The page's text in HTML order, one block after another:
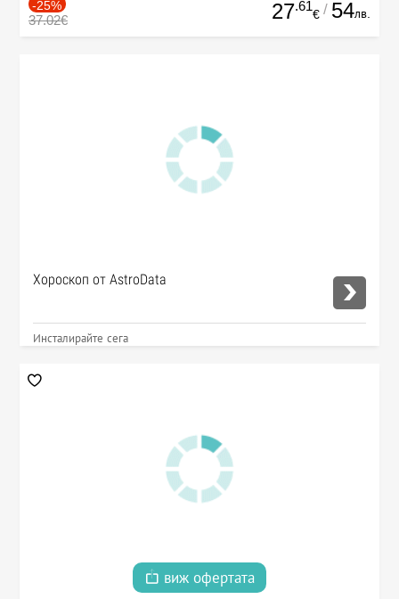
-25%
37.02€ 27.61
€ / 54лв.
Хороскоп от AstroData
Инсталирайте сега
виж офертата